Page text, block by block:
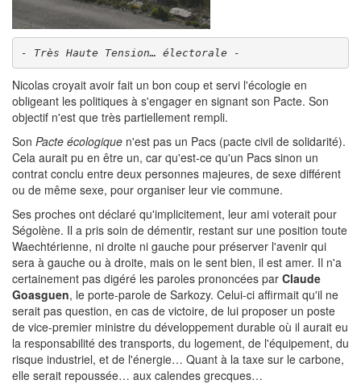
- Très Haute Tension… électorale -
Nicolas croyait avoir fait un bon coup et servi l'écologie en
obligeant les politiques à s'engager en signant son Pacte. Son
objectif n'est que très partiellement rempli.
Son Pacte écologique n'est pas un Pacs (pacte civil de solidarité).
Cela aurait pu en être un, car qu'est-ce qu'un Pacs sinon un
contrat conclu entre deux personnes majeures, de sexe différent
ou de même sexe, pour organiser leur vie commune.
Ses proches ont déclaré qu'implicitement, leur ami voterait pour
Ségolène. Il a pris soin de démentir, restant sur une position toute
Waechtérienne, ni droite ni gauche pour préserver l'avenir qui
sera à gauche ou à droite, mais on le sent bien, il est amer. Il n'a
certainement pas digéré les paroles prononcées par Claude
Goasguen, le porte-parole de Sarkozy. Celui-ci affirmait qu'il ne
serait pas question, en cas de victoire, de lui proposer un poste
de vice-premier ministre du développement durable où il aurait eu
la responsabilité des transports, du logement, de l'équipement, du
risque industriel, et de l'énergie… Quant à la taxe sur le carbone,
elle serait repoussée… aux calendes grecques…